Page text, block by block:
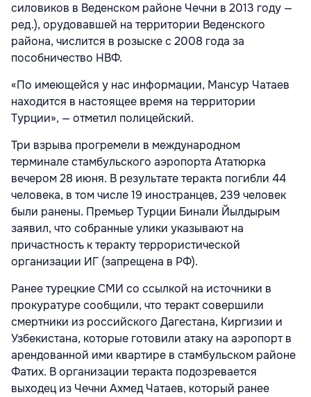
силовиков в Веденском районе Чечни в 2013 году —
ред.), орудовавшей на территории Веденского
района, числится в розыске с 2008 года за
пособничество НВФ.
«По имеющейся у нас информации, Мансур Чатаев
находится в настоящее время на территории
Турции», — отметил полицейский.
Три взрыва прогремели в международном
терминале стамбульского аэропорта Ататюрка
вечером 28 июня. В результате теракта погибли 44
человека, в том числе 19 иностранцев, 239 человек
были ранены. Премьер Турции Бинали Йылдырым
заявил, что собранные улики указывают на
причастность к теракту террористической
организации ИГ (запрещена в РФ).
Ранее турецкие СМИ со ссылкой на источники в
прокуратуре сообщили, что теракт совершили
смертники из российского Дагестана, Киргизии и
Узбекистана, которые готовили атаку на аэропорт в
арендованной ими квартире в стамбульском районе
Фатих. В организации теракта подозревается
выходец из Чечни Ахмед Чатаев, который ранее